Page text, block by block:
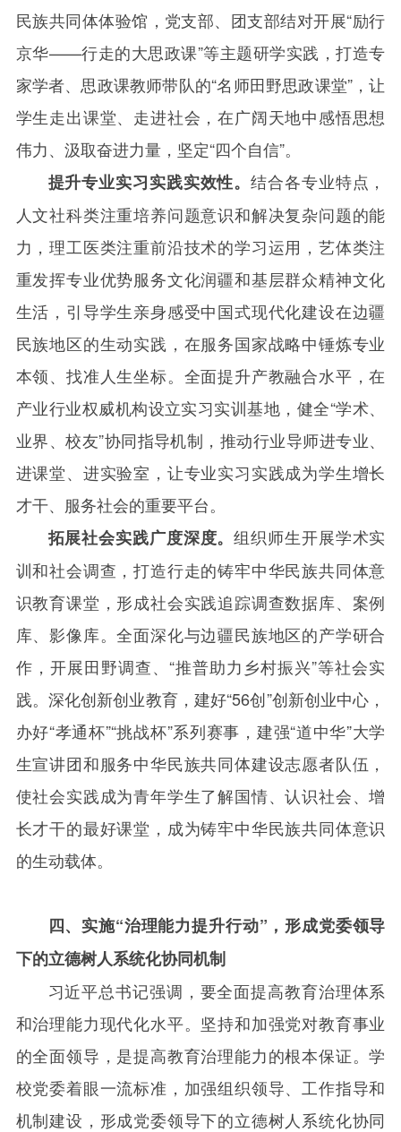
民族共同体体验馆，党支部、团支部结对开展“励行
京华——行走的大思政课”等主题研学实践，打造专
家学者、思政课教师带队的“名师田野思政课堂”，让
学生走出课堂、走进社会，在广阔天地中感悟思想
伟力、汲取奋进力量，坚定“四个自信”。
提升专业实习实践实效性。结合各专业特点，
人文社科类注重培养问题意识和解决复杂问题的能
力，理工医类注重前沿技术的学习运用，艺体类注
重发挥专业优势服务文化润疆和基层群众精神文化
生活，引导学生亲身感受中国式现代化建设在边疆
民族地区的生动实践，在服务国家战略中锤炼专业
本领、找准人生坐标。全面提升产教融合水平，在
产业行业权威机构设立实习实训基地，健全“学术、
业界、校友”协同指导机制，推动行业导师进专业、
进课堂、进实验室，让专业实习实践成为学生增长
才干、服务社会的重要平台。
拓展社会实践广度深度。组织师生开展学术实
训和社会调查，打造行走的铸牢中华民族共同体意
识教育课堂，形成社会实践追踪调查数据库、案例
库、影像库。全面深化与边疆民族地区的产学研合
作，开展田野调查、“推普助力乡村振兴”等社会实
践。深化创新创业教育，建好“56创”创新创业中心，
办好“孝通杯”“挑战杯”系列赛事，建强“道中华”大学
生宣讲团和服务中华民族共同体建设志愿者队伍，
使社会实践成为青年学生了解国情、认识社会、增
长才干的最好课堂，成为铸牢中华民族共同体意识
的生动载体。
四、实施“治理能力提升行动”，形成党委领导
下的立德树人系统化协同机制
习近平总书记强调，要全面提高教育治理体系
和治理能力现代化水平。坚持和加强党对教育事业
的全面领导，是提高教育治理能力的根本保证。学
校党委着眼一流标准，加强组织领导、工作指导和
机制建设，形成党委领导下的立德树人系统化协同